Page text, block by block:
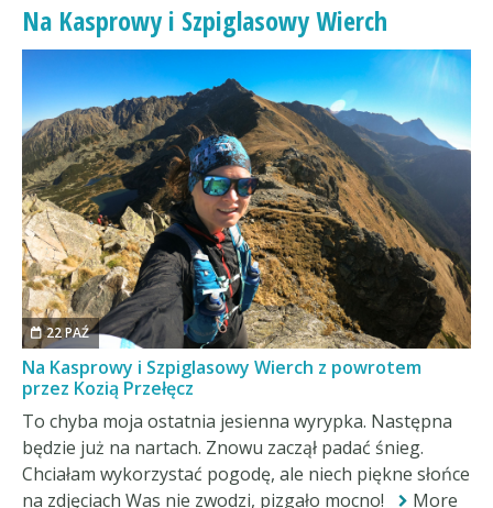
Na Kasprowy i Szpiglasowy Wierch
22 PAŹ
Na Kasprowy i Szpiglasowy Wierch z powrotem
przez Kozią Przełęcz
To chyba moja ostatnia jesienna wyrypka. Następna
będzie już na nartach. Znowu zaczął padać śnieg.
Chciałam wykorzystać pogodę, ale niech piękne słońce
na zdjęciach Was nie zwodzi, pizgało mocno!
More